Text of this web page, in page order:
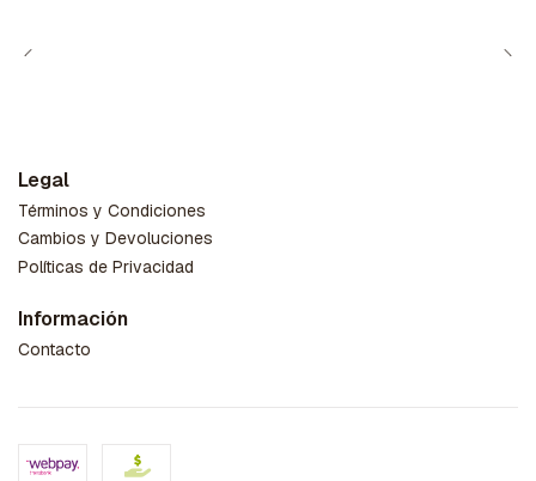
Legal
Términos y Condiciones
Cambios y Devoluciones
Políticas de Privacidad
Información
Contacto